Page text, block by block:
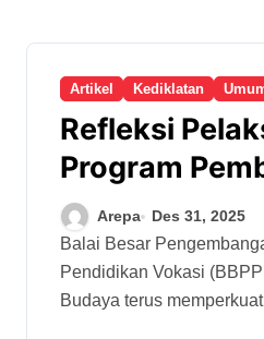
Artikel Kediklatan
Refleksi
Program
Mendalam
Pelatihan
Kecerdasan
(KKA) Tahun
Arepa Des 31, 2025
Balai Besar Pengembangan Penjaminan Mutu
Pendidikan Vokasi
Budaya terus